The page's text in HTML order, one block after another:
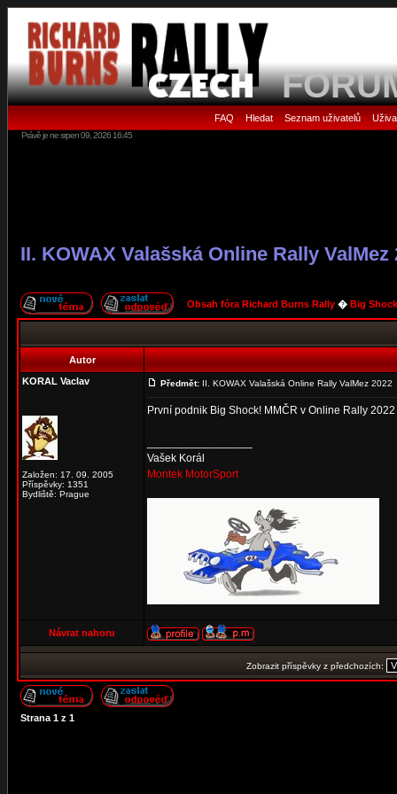
FAQ • Hledat• Seznam uživatelů•
Právě je ne srpen 09, 2026 16:45
II. KOWAX Valašská Online Rally ValMez
Obsah fóra Richard Burns Rally � Big
Autor
KORAL Vaclav
Založen: 17. 09. 2005
Příspěvky: 1351
Bydliště: Prague
Předmět: II. KOWAX Valašská Online Rally ValMez 2022
První podnik Big Shock! MMČR v Online Rally
Vašek Korál
Montek MotorSport
Návrat nahoru
Zobrazit příspěvky z předchozích:
Strana 1 z 1